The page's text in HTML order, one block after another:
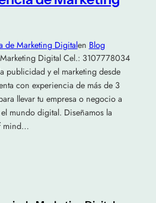
de Marketing Digitalen Blog
Digital Cel.: 3107778034
publicidad y el marketing desde
con experiencia de más de 3
llevar tu empresa o negocio a
mundo digital. Diseñamos la
mind…